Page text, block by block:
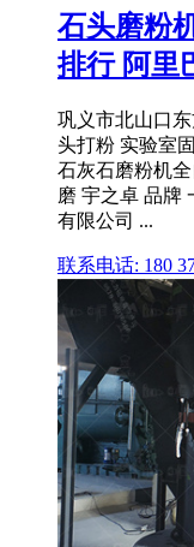
石头磨粉
排行 阿里
巩义市北山口
头打粉 实验室
石灰石磨粉机
磨 宇之卓 品牌
有限公司 ...
联系电话: 180